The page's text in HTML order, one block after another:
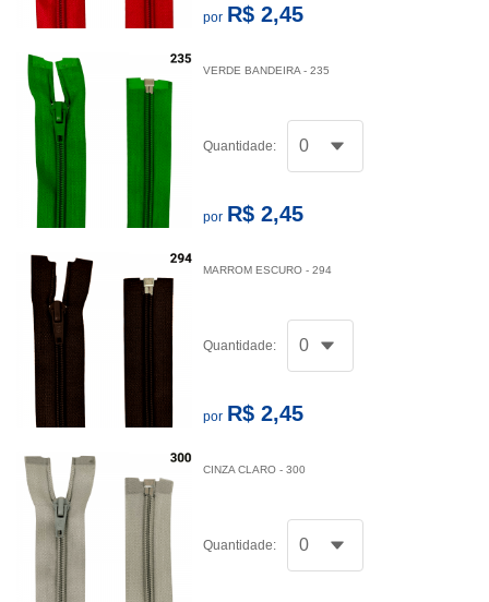
por R$ 2,45
VERDE BANDEIRA - 235
Quantidade:
por R$ 2,45
MARROM ESCURO - 294
Quantidade:
por R$ 2,45
CINZA CLARO - 300
Quantidade: